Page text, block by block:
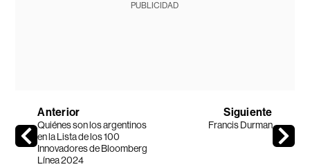
PUBLICIDAD
Anterior
Quiénes son los argentinos
en la Lista de los 100
Innovadores de Bloomberg
Línea 2024
Siguiente
Francis Durman